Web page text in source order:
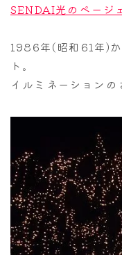
SENDAI光のページ
1986年(昭和61年)
ト。
イルミネーションの